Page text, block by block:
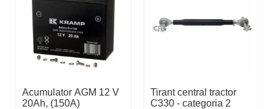
Acumulator AGM 12 V
20Ah, (150A)
Tirant central tractor
C330 - categoria 2